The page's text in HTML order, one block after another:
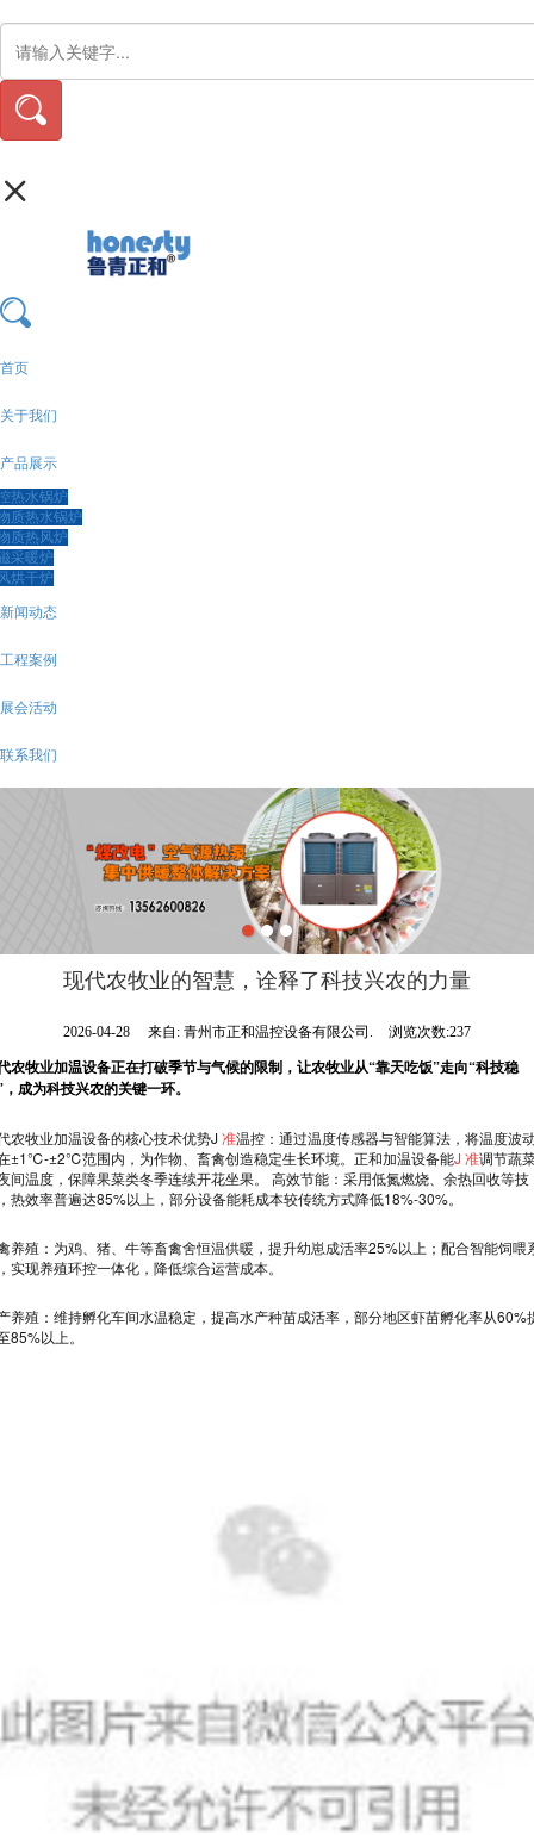
首页
关于我们
产品展示
热水锅炉
质热水锅炉
质热风炉
采暖炉
烘干炉
新闻动态
工程案例
展会活动
联系我们
现代农牧业的智慧，诠释了科技兴农的力量
2026-04-28 来自: 青州市正和温控设备有限公司. 浏览次数:237
农牧业加温设备正在打破季节与气候的限制，让农牧业从“靠天吃饭”走向“科技稳
成为科技兴农的关键一环。
农牧业加温设备的核心技术优势J 准温控：通过温度传感器与智能算法，将温度波
±1℃-±2℃范围内，为作物、畜禽创造稳定生长环境。正和加温设备能J 准调节蔬
间温度，保障果菜类冬季连续开花坐果。 高效节能：采用低氮燃烧、余热回收等技
热效率普遍达85%以上，部分设备能耗成本较传统方式降低18%-30%。
养殖：为鸡、猪、牛等畜禽舍恒温供暖，提升幼崽成活率25%以上；配合智能饲喂
实现养殖环控一体化，降低综合运营成本。
养殖：维持孵化车间水温稳定，提高水产种苗成活率，部分地区虾苗孵化率从60%
85%以上。